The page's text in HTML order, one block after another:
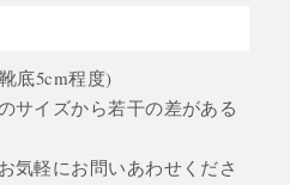
底5cm程度)
サイズから若干の差がある
気軽にお問いあわせくださ